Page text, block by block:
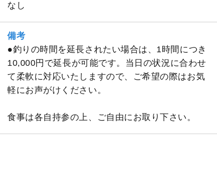
なし
備考
●釣りの時間を延長されたい場合は、1時間につき
10,000円で延長が可能です。当日の状況に合わせ
て柔軟に対応いたしますので、ご希望の際はお気
軽にお声がけください。
食事は各自持参の上、ご自由にお取り下さい。